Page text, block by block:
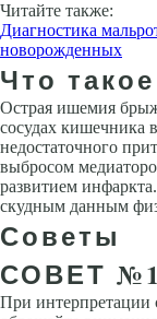
Читайте также:
Диагностика
новорожденных
Что
Острая ишемия
сосудах кишечника
недостаточного
выбросом
развитием
скудным данным
Советы
СОВЕТ №1
При